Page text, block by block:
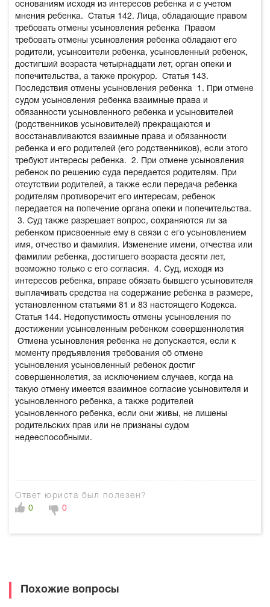
основаниям исходя из интересов ребенка и с учетом
мнения ребенка.
Статья 142. Лица, обладающие правом
требовать отмены усыновления ребенка
Правом
требовать отмены усыновления ребенка обладают его
родители, усыновители ребенка, усыновленный ребенок,
достигший возраста четырнадцати лет, орган опеки и
попечительства, а также прокурор.
Статья 143.
Последствия отмены усыновления ребенка
1. При отмене
судом усыновления ребенка взаимные права и
обязанности усыновленного ребенка и усыновителей
(родственников усыновителей) прекращаются и
восстанавливаются взаимные права и обязанности
ребенка и его родителей (его родственников), если этого
требуют интересы ребенка.
2. При отмене усыновления
ребенок по решению суда передается родителям. При
отсутствии родителей, а также если передача ребенка
родителям противоречит его интересам, ребенок
передается на попечение органа опеки и попечительства.
3. Суд также разрешает вопрос, сохраняются ли за
ребенком присвоенные ему в связи с его усыновлением
имя, отчество и фамилия. Изменение имени, отчества или
фамилии ребенка, достигшего возраста десяти лет,
возможно только с его согласия.
4. Суд, исходя из
интересов ребенка, вправе обязать бывшего усыновителя
выплачивать средства на содержание ребенка в размере,
установленном статьями 81 и 83 настоящего Кодекса.
Статья 144. Недопустимость отмены усыновления по
достижении усыновленным ребенком совершеннолетия
Отмена усыновления ребенка не допускается, если к
моменту предъявления требования об отмене
усыновления усыновленный ребенок достиг
совершеннолетия, за исключением случаев, когда на
такую отмену имеется взаимное согласие усыновителя и
усыновленного ребенка, а также родителей
усыновленного ребенка, если они живы, не лишены
родительских прав или не признаны судом
недееспособными.
Ответ юриста был полезен?
0
0
Похожие вопросы